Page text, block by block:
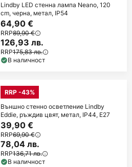
Lindby LED стенна лампа Neano, 120
cm, черна, метал, IP54
64,90 €
RRP89,90 €
126,93 лв.
RRP175,83 лв.
В наличност
RRP -43%
Външно стенно осветление Lindby
Eddie, ръждив цвят, метал, IP44, E27
39,90 €
RRP69,90 €
78,04 лв.
RRP136,71 лв.
В наличност